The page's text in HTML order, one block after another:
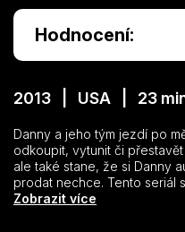
Hodnocení:
2013 | USA | 23
Danny a jeho tým jezdí po
odkoupit, vytunit či
ale také stane, že si Danny
prodat nechce. Tento seriál
Dannyho autoservisu, kde
Zobrazit více